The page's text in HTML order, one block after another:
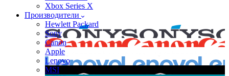
Xbox Series X
Производители
Hewlett Packard
Sony
Canon
Apple
Lenovo
MSI